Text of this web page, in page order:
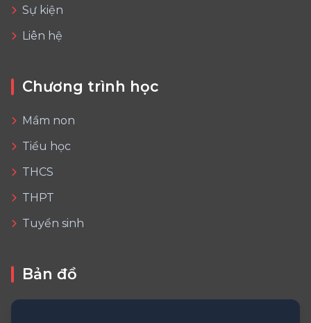
Sự kiện
Liên hệ
Chương trình học
Mầm non
Tiểu học
THCS
THPT
Tuyển sinh
Bản đồ